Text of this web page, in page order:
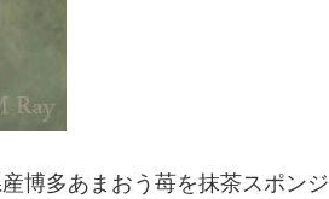
博多あまおう苺を抹茶スポンジ